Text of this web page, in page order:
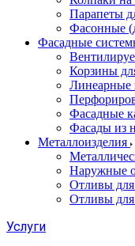
Парапеты
Фасонные
Фасадные
Корзины
Линеарные
Фасадные
Фасады из
Металлоизделия
Наружные
Отливы для
Отливы
Услуги